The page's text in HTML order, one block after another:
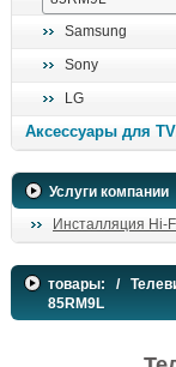
Samsung
Sony
LG
Аксессуары для
Услуги компании
Инсталляция Hi-
товары: /
85RM9L